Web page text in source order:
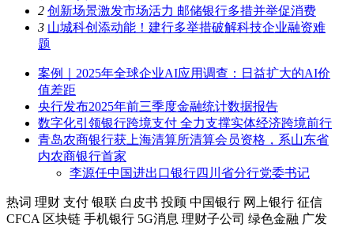
2 创新场景激发市场活力 邮储银行多措并举促消费
3 山城科创添动能！建行多举措破解科技企业融资难
题
案例｜2025年全球企业AI应用调查：日益扩大的AI价
值差距
央行发布2025年前三季度金融统计数据报告
数字化引领银行跨境支付 全力支撑实体经济跨境前行
青岛农商银行获上海清算所清算会员资格，系山东省
内农商银行首家
李源任中国进出口银行四川省分行党委书记
热词 理财 支付 银联 白皮书 投顾 中国银行 网上银行 征信
CFCA 区块链 手机银行 5G消息 理财子公司 绿色金融 广发